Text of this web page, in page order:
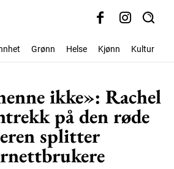
Grønn Helse Kjønn Kultur
ikke»: Rachel
på den røde
splitter